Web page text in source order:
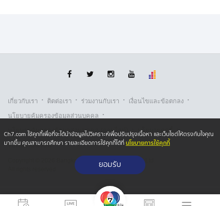
เกี่ยวกับเรา · ติตต่อเรา · ร่วมงานกับเรา · เงื่อนไขและข้อตกลง ·
นโยบายคุ้มครองข้อมูลส่วนบุคคล ·
นโยบายคุ้มครองข้อมูลส่วนบุคคล (ออนไลน์) · นโยบายคุกกี้ ·
รับเรื่องร้องเรียน
Copyright © 2026 Bangkok Broadcasting & T.V. Co.,Ltd.
Ch7.com ใช้คุกกี้เพื่อที่จะได้นำข้อมูลไปวิเคราะห์เพื่อปรับปรุงเนื้อหา และเว็บไซต์ให้ตรงกับใจคุณ
มากขึ้น คุณสามารถศึกษา รายละเอียดการใช้คุกกี้ได้ที่นโยบายการใช้คุกกี้
ยอมรับ